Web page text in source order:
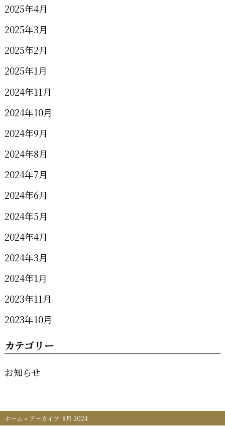
2025年4月
2025年3月
2025年2月
2025年1月
2024年11月
2024年10月
2024年9月
2024年8月
2024年7月
2024年6月
2024年5月
2024年4月
2024年3月
2024年1月
2023年11月
2023年10月
カテゴリー
お知らせ
ホーム » アーカイブ: 8月 2024